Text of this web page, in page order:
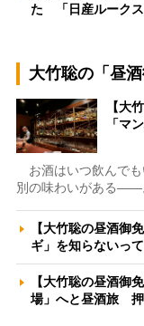
た 「日産ルーク
大竹聡の「昼酒
【大
「マ
お酒はいつ飲んでも
別の味わいがある――
【大竹聡の昼酒御
ギ」を知らないっ
【大竹聡の昼酒御
場」へと昼酒旅